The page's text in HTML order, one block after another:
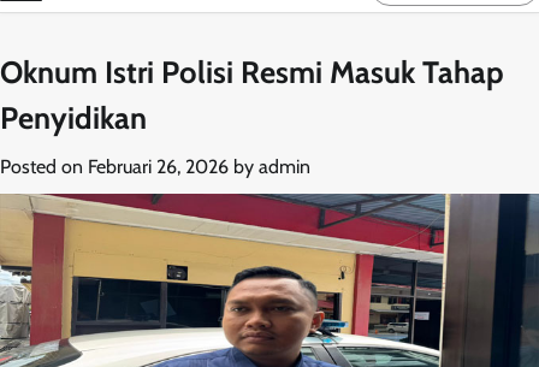
Oknum Istri Polisi Resmi Masuk Tahap
Penyidikan
Posted on Februari 26, 2026 by admin